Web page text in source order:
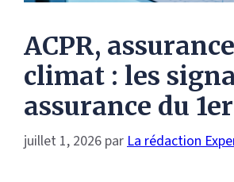
ACPR,
climat : les
assurance du
juillet 1, 2026 parLa rédaction